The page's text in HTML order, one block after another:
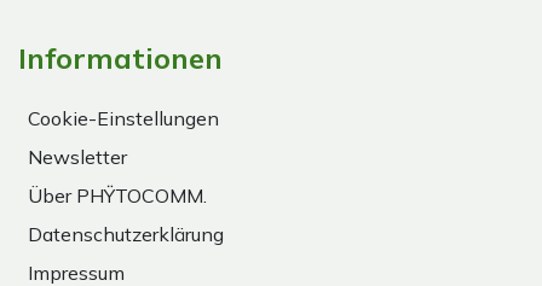
Informationen
Cookie-Einstellungen
Newsletter
Über PHŸTOCOMM.
Datenschutzerklärung
Impressum